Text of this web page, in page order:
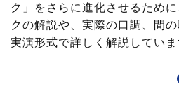
ク」をさらに進化させるため
クの解説や、実際の口調、間
実演形式で詳しく解説していま